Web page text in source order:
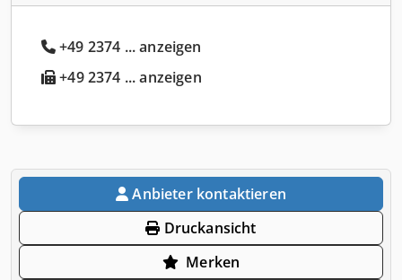
+49 2374 ... anzeigen
+49 2374 ... anzeigen
Anbieter kontaktieren
Druckansicht
Merken